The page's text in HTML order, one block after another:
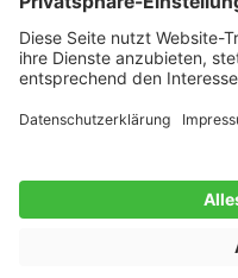
entspricht und für das
Die hier angezeigten Daten,
nicht kopiert werden. Es ist zu
verbreiten und/oder diese